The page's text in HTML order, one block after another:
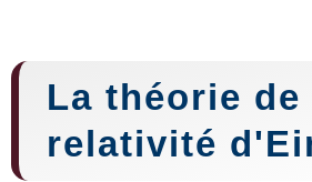
La théorie de
relativité